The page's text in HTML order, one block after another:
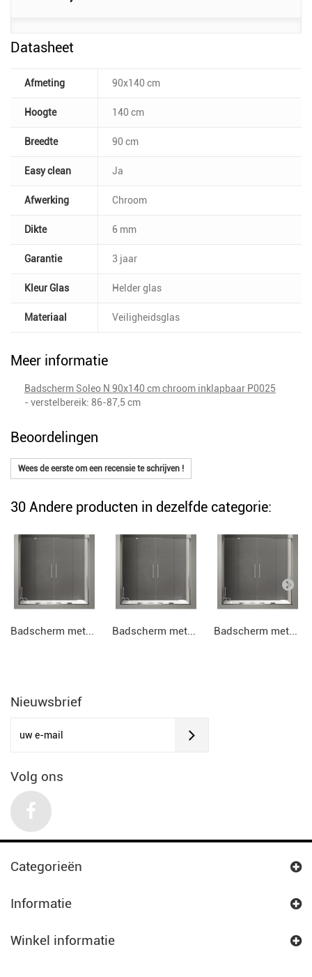
Datasheet
Afmeting 90x140 cm
Hoogte 140 cm
Breedte 90 cm
Easy clean Ja
Afwerking Chroom
Dikte 6 mm
Garantie 3 jaar
Kleur Glas Helder glas
Materiaal Veiligheidsglas
Meer informatie
Badscherm Soleo N 90x140 cm chroom inklapbaar P0025
- verstelbereik: 86-87,5 cm
Beoordelingen
Wees de eerste om een recensie te schrijven !
30 Andere producten in dezelfde categorie:
Badscherm met... Badscherm met... Badscherm met...
Nieuwsbrief
Volg ons
Categorieën
Informatie
Winkel informatie